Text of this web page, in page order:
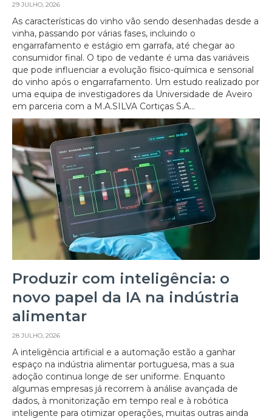
29 JULHO, 2026
As características do vinho vão sendo desenhadas desde a
vinha, passando por várias fases, incluindo o
engarrafamento e estágio em garrafa, até chegar ao
consumidor final. O tipo de vedante é uma das variáveis
que pode influenciar a evolução físico-química e sensorial
do vinho após o engarrafamento. Um estudo realizado por
uma equipa de investigadores da Universidade de Aveiro
em parceria com a M.A.SILVA Cortiças S.A...
Produzir com inteligência: o
novo papel da IA na indústria
alimentar
28 JULHO, 2026
A inteligência artificial e a automação estão a ganhar
espaço na indústria alimentar portuguesa, mas a sua
adoção continua longe de ser uniforme. Enquanto
algumas empresas já recorrem à análise avançada de
dados, à monitorização em tempo real e à robótica
inteligente para otimizar operações, muitas outras ainda